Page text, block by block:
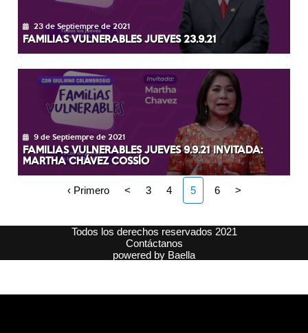
23 de Septiempre de 2021
FAMILIAS VULNERABLES JUEVES 23.9.21
9 de Septiempre de 2021
FAMILIAS VULNERABLES JUEVES 9.9.21 INVITADA:
MARTHA CHÁVEZ COSSÍO
‹ Primero < 3 4 5 6 >
Todos los derechos reservados 2021
Contáctanos
powered by Baella